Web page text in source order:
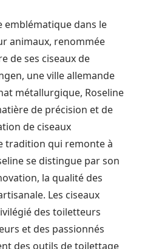
emblématique dans le
animaux, renommée
de ses ciseaux de
une ville allemande
métallurgique, Roseline
de précision et de
de ciseaux
tradition qui remonte à
se distingue par son
la qualité des
Les ciseaux
des toiletteurs
et des passionnés
des outils de toilettage